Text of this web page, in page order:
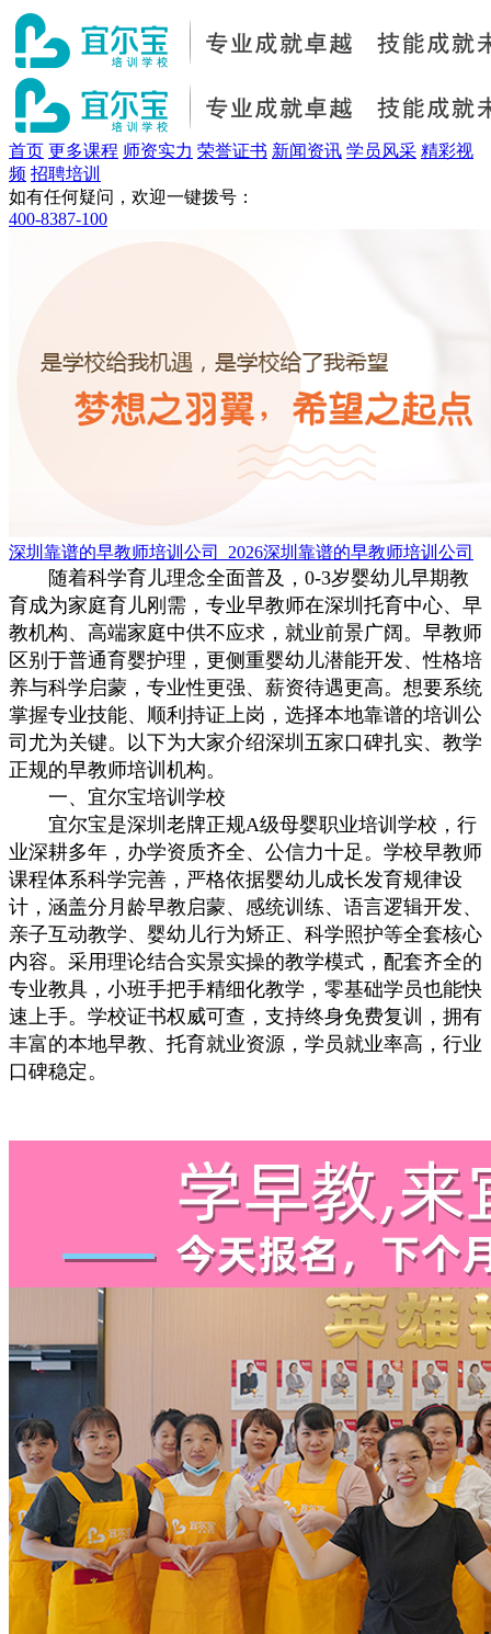
首页 更多课程 师资实力 荣誉证书 新闻资讯 学员风采 精彩视
频 招聘培训
如有任何疑问，欢迎一键拨号：
400-8387-100
深圳靠谱的早教师培训公司_2026深圳靠谱的早教师培训公司
随着科学育儿理念全面普及，0-3岁婴幼儿早期教
育成为家庭育儿刚需，专业早教师在深圳托育中心、早
教机构、高端家庭中供不应求，就业前景广阔。早教师
区别于普通育婴护理，更侧重婴幼儿潜能开发、性格培
养与科学启蒙，专业性更强、薪资待遇更高。想要系统
掌握专业技能、顺利持证上岗，选择本地靠谱的培训公
司尤为关键。以下为大家介绍深圳五家口碑扎实、教学
正规的早教师培训机构。
一、宜尔宝培训学校
宜尔宝是深圳老牌正规A级母婴职业培训学校，行
业深耕多年，办学资质齐全、公信力十足。学校早教师
课程体系科学完善，严格依据婴幼儿成长发育规律设
计，涵盖分月龄早教启蒙、感统训练、语言逻辑开发、
亲子互动教学、婴幼儿行为矫正、科学照护等全套核心
内容。采用理论结合实景实操的教学模式，配套齐全的
专业教具，小班手把手精细化教学，零基础学员也能快
速上手。学校证书权威可查，支持终身免费复训，拥有
丰富的本地早教、托育就业资源，学员就业率高，行业
口碑稳定。